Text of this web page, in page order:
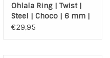
Ohlala Ring | Twist |
Steel | Choco | 6 mm |
OHR54
€29,95